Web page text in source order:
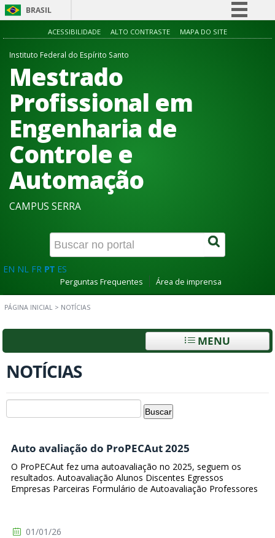
BRASIL
Simplifique!
ACESSIBILIDADE ALTO CONTRASTE MAPA DO SITE
Instituto Federal do Espírito Santo
Mestrado
Profissional em
Engenharia de
Controle e
Automação
CAMPUS SERRA
EN NL FR PT ES
Perguntas Frequentes Área de imprensa
PÁGINA INICIAL > NOTÍCIAS
MENU
NOTÍCIAS
Auto avaliação do ProPECAut 2025
O ProPECAut fez uma autoavaliação no 2025, seguem os
resultados. Autoavaliação Alunos Discentes Egressos
Empresas Parceiras Formulário de Autoavaliação Professores
01/01/26